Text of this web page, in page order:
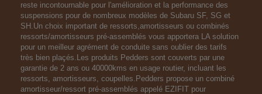
reste incontournable pour l'amélioration et la performance des
suspensions pour de nombreux modèles de Subaru SF, SG et
SH.Un choix important de ressorts,amortisseurs ou combinés
ressorts/amortisseurs pré-assemblés vous apportera LA solution
pour un meilleur agrément de conduite sans oublier des tarifs
très bien plaçés.Les produits Pedders sont couverts par une
garantie de 2 ans ou 40000kms en usage routier, incluant les
ressorts, amortisseurs, coupelles.Pedders propose un combiné
amortisseur/ressort pré-assemblés appelé EZIFIT pour